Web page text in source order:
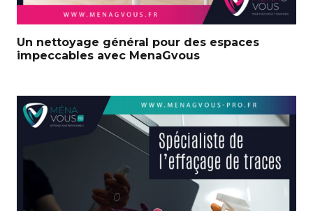
Un nettoyage général pour des espaces
impeccables avec MenaGvous